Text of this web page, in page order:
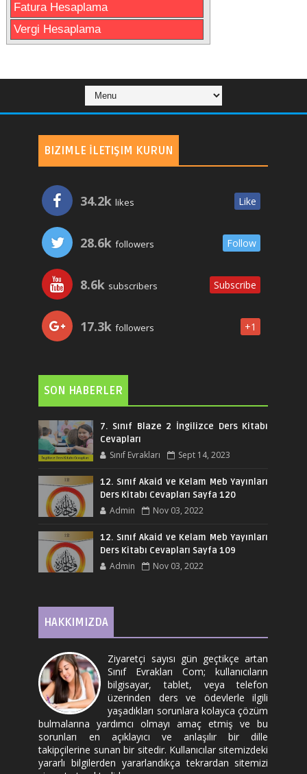
Fatura Hesaplama
Vergi Hesaplama
BIZIMLE İLETIŞIM KURUN
34.2k likes Like
28.6k followers Follow
8.6k subscribers Subscribe
17.3k followers +1
SON HABERLER
7. Sınıf Blaze 2 İngilizce Ders Kitabı
Cevapları
Sınıf Evrakları Sept 14, 2023
12. Sınıf Akaid ve Kelam Meb Yayınları
Ders Kitabı Cevapları Sayfa 120
Admin Nov 03, 2022
12. Sınıf Akaid ve Kelam Meb Yayınları
Ders Kitabı Cevapları Sayfa 109
Admin Nov 03, 2022
HAKKIMIZDA
Ziyaretçi sayısı gün geçtikçe artan
Sınıf Evrakları Com; kullanıcıların
bilgisayar, tablet, veya telefon
üzerinden ders ve ödevlerle ilgili
yaşadıkları sorunlara kolayca çözüm
bulmalarına yardımcı olmayı amaç etmiş ve bu
sorunları en açıklayıcı ve anlaşılır bir dille
takipçilerine sunan bir sitedir. Kullanıcılar sitemizdeki
yararlı bilgilerden yararlandıkça tekrardan sitemizi